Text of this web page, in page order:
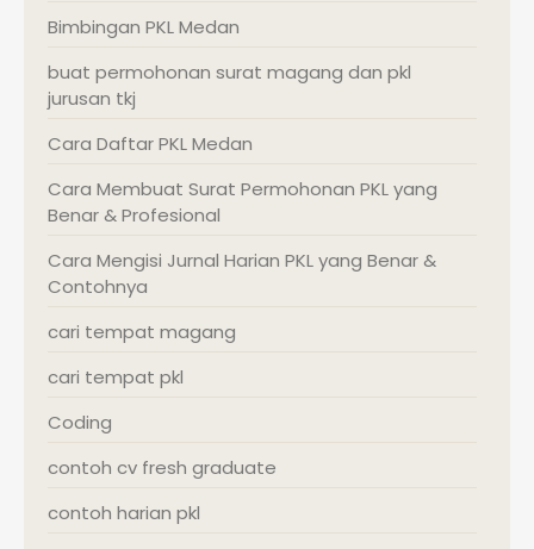
Bimbingan PKL Medan
buat permohonan surat magang dan pkl
jurusan tkj
Cara Daftar PKL Medan
Cara Membuat Surat Permohonan PKL yang
Benar & Profesional
Cara Mengisi Jurnal Harian PKL yang Benar &
Contohnya
cari tempat magang
cari tempat pkl
Coding
contoh cv fresh graduate
contoh harian pkl